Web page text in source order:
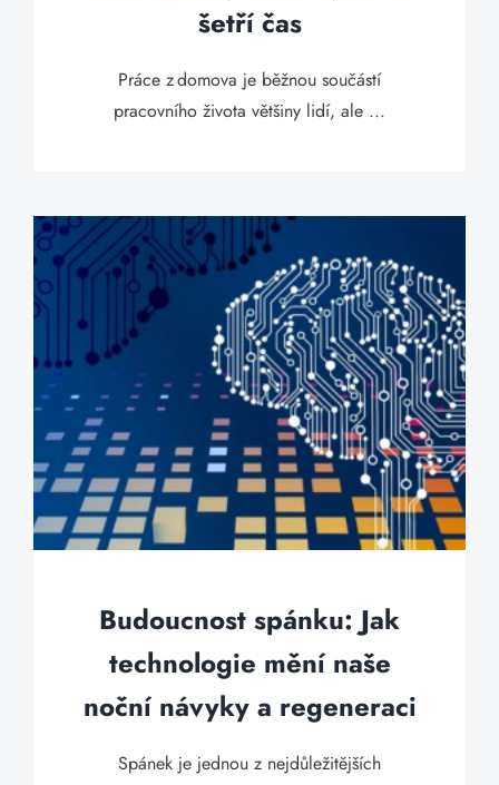
šetří čas
Práce z domova je běžnou součástí
pracovního života většiny lidí, ale ...
Budoucnost spánku: Jak
technologie mění naše
noční návyky a regeneraci
Spánek je jednou z nejdůležitějších